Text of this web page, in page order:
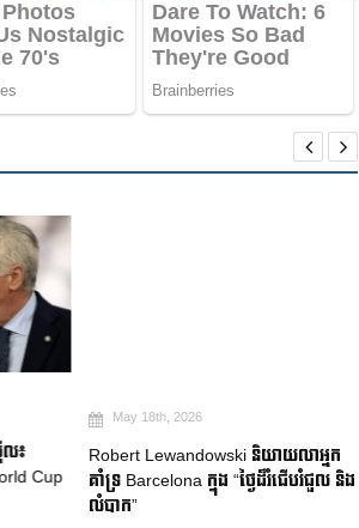
៖
Cup
May 18th, 2026
Robert Lewandowski និយាយលាអ្នក
គាំទ្រ Barcelona ក្នុង “ថ្ងៃដ៏រំជើបរំជួល និង
លំបាក”